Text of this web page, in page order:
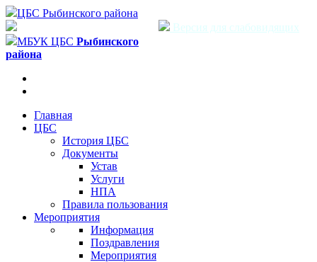
ЦБС Рыбинского района
Версия для слабовидящих
МБУК ЦБС Рыбинского
района
Главная
ЦБС
История ЦБС
Документы
Устав
Услуги
НПА
Правила пользования
Мероприятия
Информация
Поздравления
Мероприятия